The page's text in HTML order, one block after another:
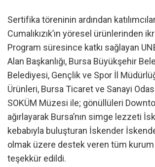
Sertifika töreninin ardından
Cumalıkızık’ın yöresel ürünlerinden
Program süresince katkı sağlayan
Alan Başkanlığı, Bursa Büyükşehir
Belediyesi, Gençlik ve Spor İl
Ürünleri, Bursa Ticaret ve Sanayi
SOKÜM Müzesi ile; gönüllüleri
ağırlayarak Bursa’nın simge lezzeti
kebabıyla buluşturan İskender
olmak üzere destek veren tüm
teşekkür edildi.